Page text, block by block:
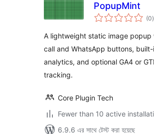
PopupMint
(0)
A lightweight static image popup
call and WhatsApp buttons,
analytics, and optional GA4 or
tracking.
Core Plugin Tech
Fewer than 10 active
6.9.6 এর সাথে টেস্ট করা হয়েছে